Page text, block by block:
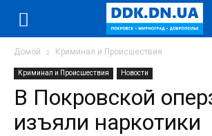
Домой Криминал и Происшествия
Криминал и Происшествия Новости
В Покровской
изъяли наркотики